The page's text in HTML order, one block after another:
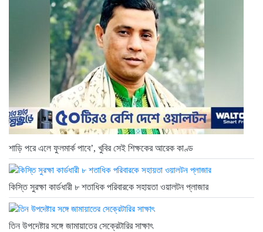
শাড়ি পরে এলে ফুলমার্ক পাবে’, খুবির সেই শিক্ষকের আরেক কাণ্ড
কিস্তি সুরক্ষা কার্ডধারী ৮ শতাধিক পরিবারকে সহায়তা ওয়ালটন প্লাজার
তিন উপদেষ্টার সঙ্গে জামায়াতের সেক্রেটারির সাক্ষাৎ